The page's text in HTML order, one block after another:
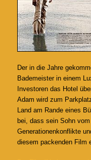
Der in die Jahre
Bademeister in einem
Investoren das Hotel
Adam wird zum
Land am Rande eines
bei, dass sein Sohn
Generationenkonflikte
diesem packenden Film